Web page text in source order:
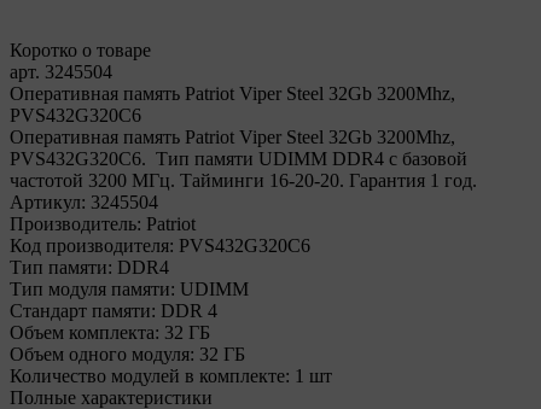
Коротко о товаре
арт. 3245504
Оперативная память Patriot Viper Steel 32Gb 3200Mhz,
PVS432G320C6
Оперативная память Patriot Viper Steel 32Gb 3200Mhz,
PVS432G320C6. Тип памяти UDIMM DDR4 с базовой
частотой 3200 МГц. Тайминги 16-20-20. Гарантия 1 год.
Артикул: 3245504
Производитель: Patriot
Код производителя: PVS432G320C6
Тип памяти: DDR4
Тип модуля памяти: UDIMM
Стандарт памяти: DDR 4
Объем комплекта: 32 ГБ
Объем одного модуля: 32 ГБ
Количество модулей в комплекте: 1 шт
Полные характеристики